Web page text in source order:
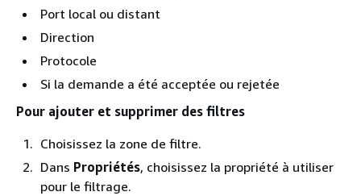
Port local ou distant
Direction
Protocole
Si la demande a été acceptée ou rejetée
Pour ajouter et supprimer des filtres
Choisissez la zone de filtre.
Dans Propriétés, choisissez la propriété à utiliser
pour le filtrage.